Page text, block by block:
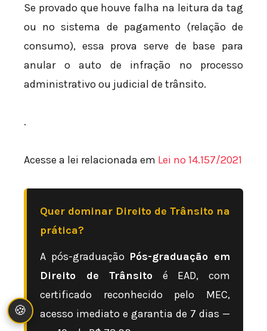
Se provado que houve falha na leitura da tag
ou no sistema de pagamento (relação de
consumo), essa prova serve de base para
anular o auto de infração no processo
administrativo ou judicial de trânsito.
.
Acesse a lei relacionada em Lei nº 14.157/2021
Quer dominar Direito de Trânsito na
prática?
A pós-graduação Pós-graduação em
Direito de Trânsito é EAD, com
certificado reconhecido pelo MEC,
acesso imediato e garantia de 7 dias —
🍪